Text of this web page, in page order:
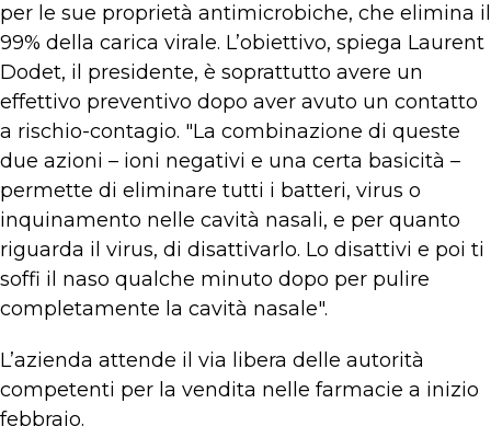
per le sue proprietà antimicrobiche, che elimina il
99% della carica virale. L’obiettivo, spiega Laurent
Dodet, il presidente, è soprattutto avere un
effettivo preventivo dopo aver avuto un contatto
a rischio-contagio. "La combinazione di queste
due azioni – ioni negativi e una certa basicità –
permette di eliminare tutti i batteri, virus o
inquinamento nelle cavità nasali, e per quanto
riguarda il virus, di disattivarlo. Lo disattivi e poi ti
soffi il naso qualche minuto dopo per pulire
completamente la cavità nasale".
L’azienda attende il via libera delle autorità
competenti per la vendita nelle farmacie a inizio
febbraio.